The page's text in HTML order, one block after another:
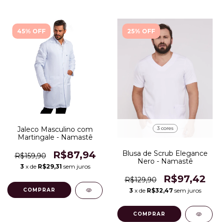
45% OFF
Jaleco Masculino com
Martingale - Namastê
R$159,90 R$87,94
3 x de R$29,31 sem juros
COMPRAR
25% OFF
3 cores
Blusa de Scrub Elegance
Nero - Namastê
R$129,90 R$97,42
3 x de R$32,47 sem juros
COMPRAR